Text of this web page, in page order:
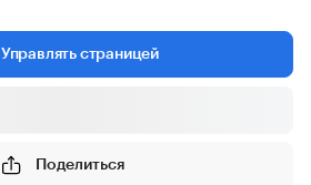
Управлять страницей
Поделиться